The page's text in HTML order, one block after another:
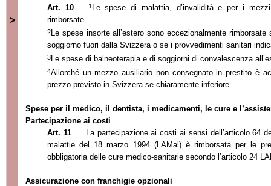
>
Art. 10
1Le spese di malattia, d’invalidità e per i
rimborsate.
2Le spese insorte all’estero sono eccezionalmente
soggiorno fuori dalla Svizzera o se i provvedimenti sanitari
3 Le spese di balneoterapia e di soggiorni di convalescenza
4Allorché un mezzo ausiliario non consegnato in prestito è
prezzo previsto in Svizzera se chiaramente inferiore.
Spese per il medico, il dentista, i medicamenti, le cure e
Partecipazione ai costi
Art. 11
La partecipazione ai costi ai sensi dell’articolo 64
malattie del 18 marzo 1994 (LAMal) è rimborsata per le
obbligatoria delle cure medico-sanitarie secondo l’articolo 24
Assicurazione con franchigie opzionali